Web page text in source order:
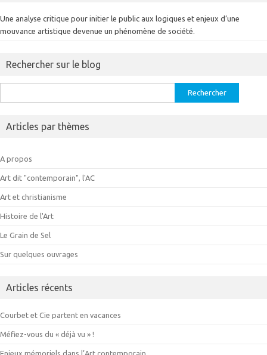
Une analyse critique pour initier le public aux logiques et enjeux d’une
mouvance artistique devenue un phénomène de société.
Rechercher sur le blog
Articles par thèmes
A propos
Art dit "contemporain", l'AC
Art et christianisme
Histoire de l'Art
Le Grain de Sel
Sur quelques ouvrages
Articles récents
Courbet et Cie partent en vacances
Méfiez-vous du « déjà vu » !
Enjeux mémoriels dans l’Art contemporain